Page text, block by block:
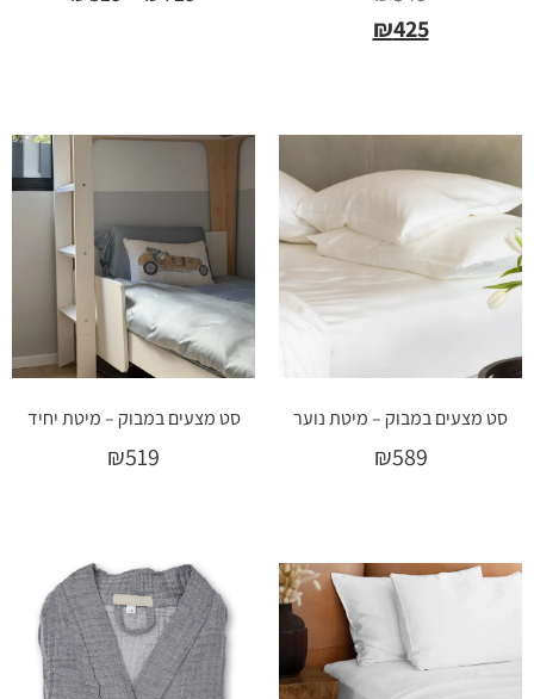
₪425
סט מצעים במבוק – מיטת נוער
₪589
סט מצעים במבוק – מיטת יחיד
₪519